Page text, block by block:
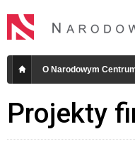
O Narodowym
Projekty